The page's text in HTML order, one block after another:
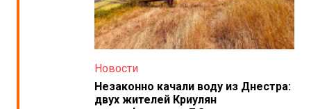
Новости
Незаконно качали воду из Днестра:
двух жителей Криулян